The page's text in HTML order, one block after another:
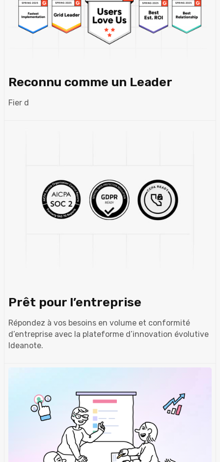
Reconnu comme un Leader
Fier d
Prêt pour l’entreprise
Répondez à vos besoins en volume et conformité
d’entreprise avec la plateforme d’innovation évolutive
Ideanote.